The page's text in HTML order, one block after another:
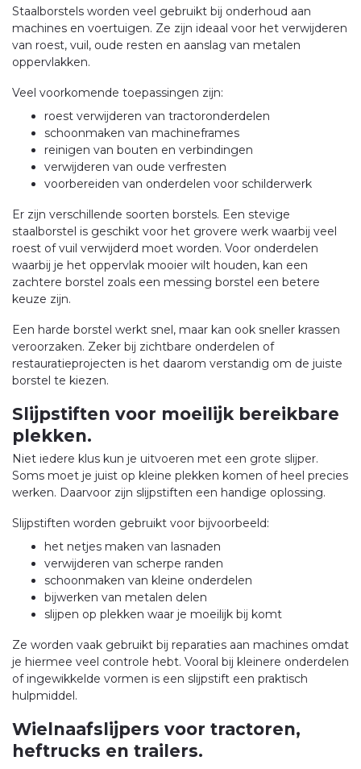
Staalborstels worden veel gebruikt bij onderhoud aan
machines en voertuigen. Ze zijn ideaal voor het verwijderen
van roest, vuil, oude resten en aanslag van metalen
oppervlakken.
Veel voorkomende toepassingen zijn:
roest verwijderen van tractoronderdelen
schoonmaken van machineframes
reinigen van bouten en verbindingen
verwijderen van oude verfresten
voorbereiden van onderdelen voor schilderwerk
Er zijn verschillende soorten borstels. Een stevige
staalborstel is geschikt voor het grovere werk waarbij veel
roest of vuil verwijderd moet worden. Voor onderdelen
waarbij je het oppervlak mooier wilt houden, kan een
zachtere borstel zoals een messing borstel een betere
keuze zijn.
Een harde borstel werkt snel, maar kan ook sneller krassen
veroorzaken. Zeker bij zichtbare onderdelen of
restauratieprojecten is het daarom verstandig om de juiste
borstel te kiezen.
Slijpstiften voor moeilijk bereikbare
plekken.
Niet iedere klus kun je uitvoeren met een grote slijper.
Soms moet je juist op kleine plekken komen of heel precies
werken. Daarvoor zijn slijpstiften een handige oplossing.
Slijpstiften worden gebruikt voor bijvoorbeeld:
het netjes maken van lasnaden
verwijderen van scherpe randen
schoonmaken van kleine onderdelen
bijwerken van metalen delen
slijpen op plekken waar je moeilijk bij komt
Ze worden vaak gebruikt bij reparaties aan machines omdat
je hiermee veel controle hebt. Vooral bij kleinere onderdelen
of ingewikkelde vormen is een slijpstift een praktisch
hulpmiddel.
Wielnaafslijpers voor tractoren,
heftrucks en trailers.